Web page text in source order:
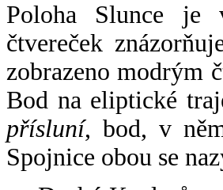
Poloha Slunce je
čtvereček
zobrazeno modrým
Bod na eliptické
přísluní, bod, v
Spojnice obou se